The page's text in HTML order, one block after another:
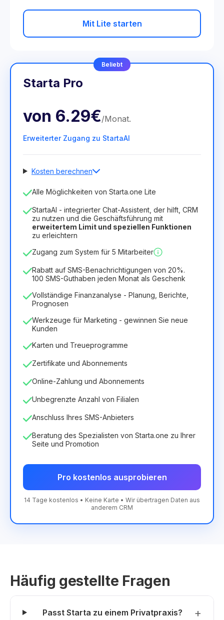
Mit Lite starten
Beliebt
Starta Pro
von 6.29€/Monat.
Erweiterter Zugang zu StartaAI
Kosten berechnen
Anzahl der Mitarbeiter
Dauer der Lizenz
12 Months(Rabatt -25%) Vorteilhaft
8.99€ 6.29€ /Monat
Alle Möglichkeiten von Starta.one Lite
StartaAI - integrierter Chat-Assistent, der hilft, CRM
zu nutzen und die Geschäftsführung mit
erweitertem Limit und speziellen Funktionen
zu erleichtern
Zugang zum System für 5 Mitarbeiter
Rabatt auf SMS-Benachrichtigungen von 20%.
100 SMS-Guthaben jeden Monat als Geschenk
Vollständige Finanzanalyse - Planung, Berichte,
Prognosen
Werkzeuge für Marketing - gewinnen Sie neue
Kunden
Karten und Treueprogramme
Zertifikate und Abonnements
Online-Zahlung und Abonnements
Unbegrenzte Anzahl von Filialen
Anschluss Ihres SMS-Anbieters
Beratung des Spezialisten von Starta.one zu Ihrer
Seite und Promotion
Pro kostenlos ausprobieren
14 Tage kostenlos • Keine Karte • Wir übertragen Daten aus
anderem CRM
Häufig gestellte Fragen
Passt Starta zu einem Privatpraxis?